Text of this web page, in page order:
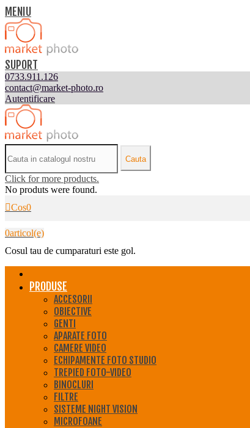
MENIU
SUPORT
0733.911.126
contact@market-photo.ro
Autentificare
Cauta
Click for more products.
No produts were found.
Cos0
0articol(e)
Cosul tau de cumparaturi este gol.
PRODUSE
ACCESORII
OBIECTIVE
GENTI
APARATE FOTO
CAMERE VIDEO
ECHIPAMENTE FOTO STUDIO
TREPIED FOTO-VIDEO
BINOCLURI
FILTRE
SISTEME NIGHT VISION
MICROFOANE